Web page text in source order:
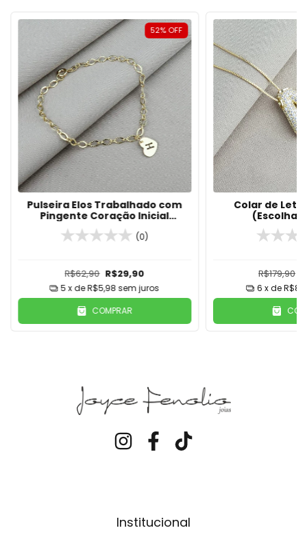
52%OFF
Pulseira Elos Trabalhado com
Pingente Coração Inicial
Banhada Em Ouro 18K
(0)
R$62,90 R$29,90
5 x deR$5,98 sem juros
COMPRAR
Colar de
(Escolha
R$179,90
6 x de
Institucional